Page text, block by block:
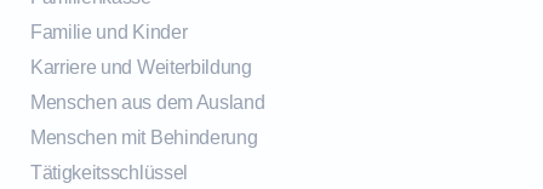
Familie und Kinder
Karriere und Weiterbildung
Menschen aus dem Ausland
Menschen mit Behinderung
Tätigkeitsschlüssel